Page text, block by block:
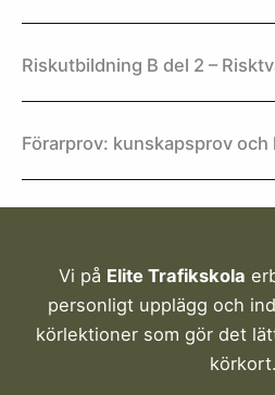
Riskutbildning B del 2 –
Förarprov: kunskapsprov och
Vi på Elite Trafikskola
personligt upplägg och
körlektioner som gör det
körkort.